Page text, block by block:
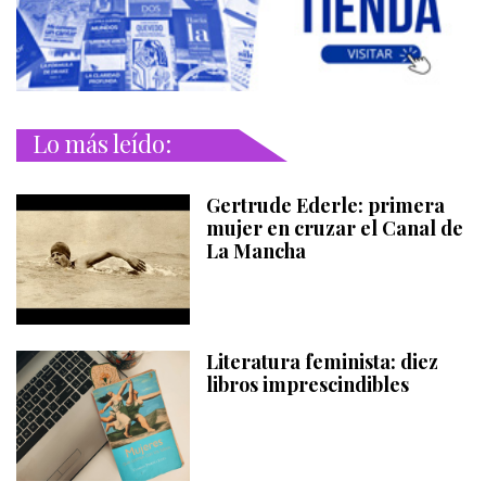
Lo más leído:
Gertrude Ederle: primera
mujer en cruzar el Canal de
La Mancha
Literatura feminista: diez
libros imprescindibles